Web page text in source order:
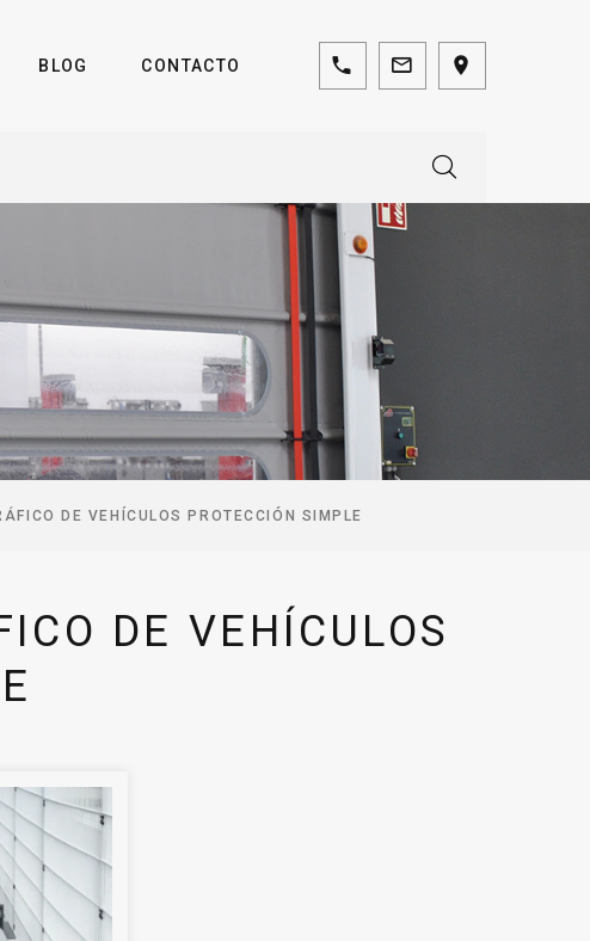
BLOG CONTACTO
DE VEHÍCULOS PROTECCIÓN SIMPLE
DE VEHÍCULOS